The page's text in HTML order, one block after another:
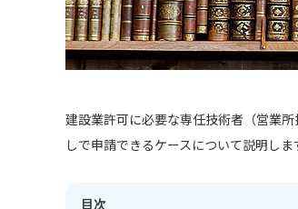
建設業許可に必要な専任技術者（営業
しで申請できるケースについて説明しま
目次